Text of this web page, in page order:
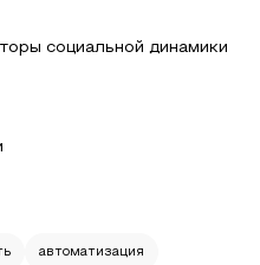
социальной динамики
автоматизация